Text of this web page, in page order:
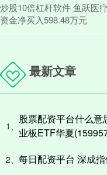
炒股10倍杠杆软件 鱼跃医
资金净买入598.48万元
最新文章
1、
股票配资平台什么
业板ETF华夏
2、 每日配资平台 深成